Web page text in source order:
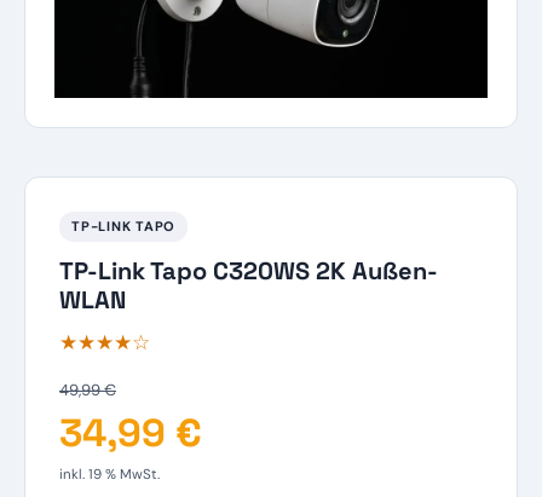
TP-LINK TAPO
TP-Link Tapo C320WS 2K Außen-
WLAN
★★★★☆
49,99 €
34,99 €
inkl. 19 % MwSt.